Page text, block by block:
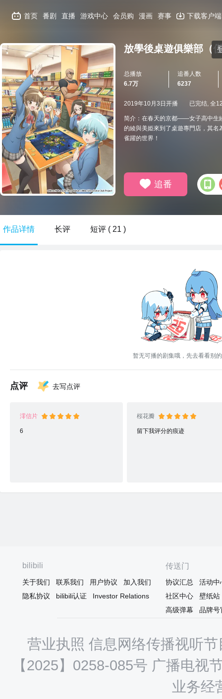
首页 番剧 直播 游戏中心 会员购 漫画 赛事 下载客户端
放學後桌遊俱樂部（
总播放
6.7万
追番人数
6237
2019年10月3日开播 已完结, 全
简介：在春天的京都——女子高中生
的綾與美姫來到了桌遊專門店，其
雀躍的世界！
追番
作品详情 长评 短评 ( 21 )
暂无可播的剧集哦，先去看看别
点评 去写点评
澪信片
6
桜花瓣
留下我评分的痕迹
bilibili
关于我们 联系我们 用户协议
加入我们
隐私协议
bilibili认证 Investor Relations
传送门
协议汇总
活动中
社区中心
壁纸站
高级弹幕
品牌号
营业执照 信息网络传播视听
【2025】0258-085号 广播电视
业务经